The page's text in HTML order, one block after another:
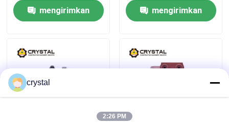
Hubungi Kami
Berita
Minta Kutipan
Motor Perjalanan Ekskavator
mengirimkan
mengirimkan
crystal
2:26 PM